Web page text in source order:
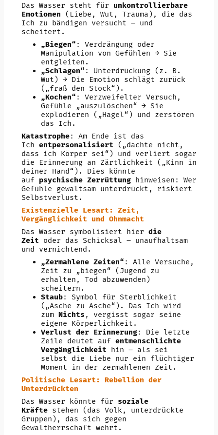
Das Wasser steht für unkontrollierbare
Emotionen (Liebe, Wut, Trauma), die das
Ich zu bändigen versucht – und
scheitert.
„Biegen“ : Verdrängung oder
Manipulation von Gefühlen → Sie
entgleiten.
„Schlagen“ : Unterdrückung (z. B.
Wut) → Die Emotion schlägt zurück
(„fraß den Stock“).
„Kochen“ : Verzweifelter Versuch,
Gefühle „auszulöschen“ → Sie
explodieren („Hagel“) und zerstören
das Ich.
Katastrophe: Am Ende ist das
Ich entpersonalisiert („dachte nicht,
dass ich Körper sei“) und verliert sogar
die Erinnerung an Zärtlichkeit („Kinn in
deiner Hand“). Dies könnte
auf psychische Zerrüttunghinweisen: Wer
Gefühle gewaltsam unterdrückt, riskiert
Selbstverlust.
Existenzielle Lesart: Zeit,
Vergänglichkeit und Ohnmacht
Das Wasser symbolisiert hier die
Zeit oder das Schicksal – unaufhaltsam
und vernichtend.
„Zermahlene Zeiten“ : Alle Versuche,
Zeit zu „biegen“ (Jugend zu
erhalten, Tod abzuwenden)
scheitern.
Staub: Symbol für Sterblichkeit
(„Asche zu Asche“). Das Ich wird
zum Nichts , vergisst sogar seine
eigene Körperlichkeit.
Verlust der Erinnerung: Die letzte
Zeile deutet auf entmenschlichte
Vergänglichkeit hin – als sei
selbst die Liebe nur ein flüchtiger
Moment in der zermahlenen Zeit.
Politische Lesart: Rebellion der
Unterdrückten
Das Wasser könnte für soziale
Kräftestehen (das Volk, unterdrückte
Gruppen), das sich gegen
Gewaltherrschaft wehrt.